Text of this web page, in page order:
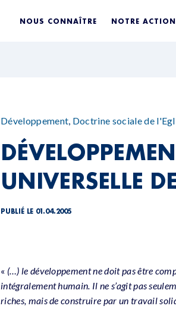
NOUS CONNAÎTRE NOTRE ACTION
Développement, Doctrine sociale de
UNIVERSELLE
PUBLIÉ LE 01.04.2005
« (…) le développement ne doit pas être
intégralement humain. Il ne s’agit pas
riches, mais de construire par un travail